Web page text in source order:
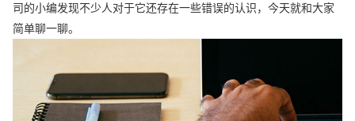
司的小编发现不少人对于它还存在一些错误的认识，今天就和大家
简单聊一聊。